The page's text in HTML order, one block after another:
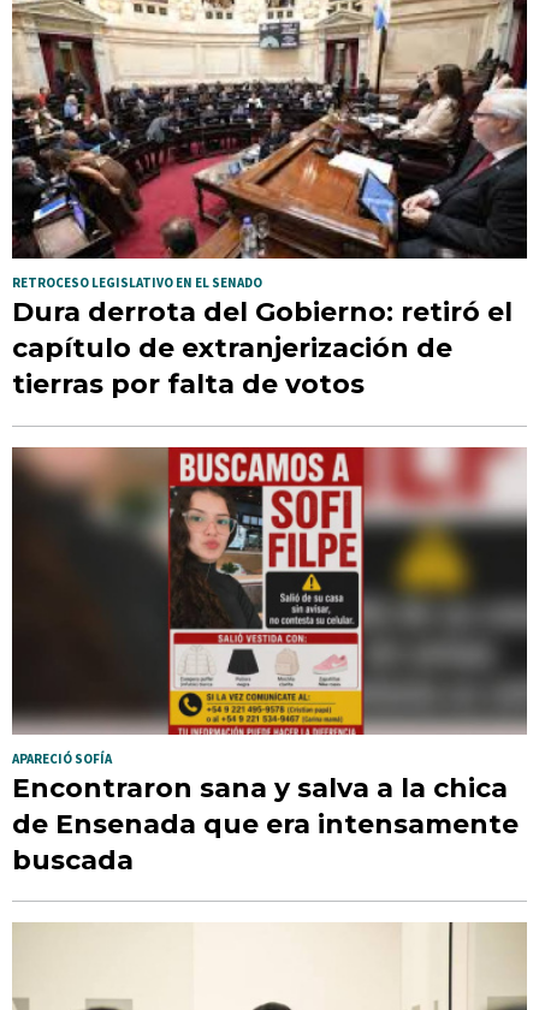
RETROCESO LEGISLATIVO EN EL SENADO
Dura derrota del Gobierno: retiró el
capítulo de extranjerización de
tierras por falta de votos
APARECIÓ SOFÍA
Encontraron sana y salva a la chica
de Ensenada que era intensamente
buscada